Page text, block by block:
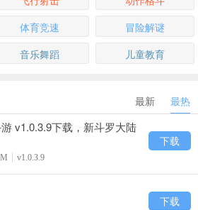
体育竞速
冒险解谜
音乐舞蹈 儿童教育
最新 最热
v1.0.3.9下载，新斗罗大陆
载
v1.0.3.9
下载
下载